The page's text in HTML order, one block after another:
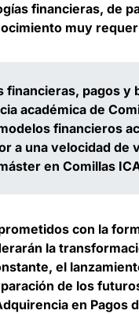
financieras, de
muy
financieras, pagos y
académica de
financieros
a una velocidad de
en Comillas
con la
la
el
de los
en Pagos